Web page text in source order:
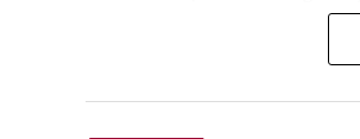
odbędzie się w dniach